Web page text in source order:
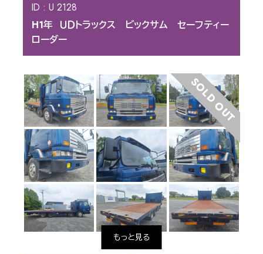
ID : U 2128
H1年 ＵＤトラックス ビックサム セーフティー
ローダー
SOLD OUT